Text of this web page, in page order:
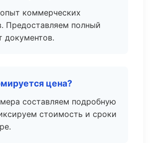
коммерческих
Предоставляем полный
документов.
цена?
составляем подробную
стоимость и сроки